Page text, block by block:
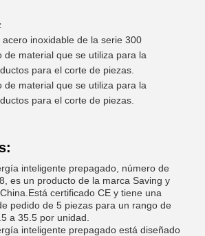
inoxidable de la serie 300
de material que se utiliza para la
para el corte de piezas.
de material que se utiliza para la
para el corte de piezas.
inteligente prepagado, número de
es un producto de la marca Saving y
certificado CE y tiene una
pedido de 5 piezas para un rango de
a 35.5 por unidad.
inteligente prepagado está diseñado